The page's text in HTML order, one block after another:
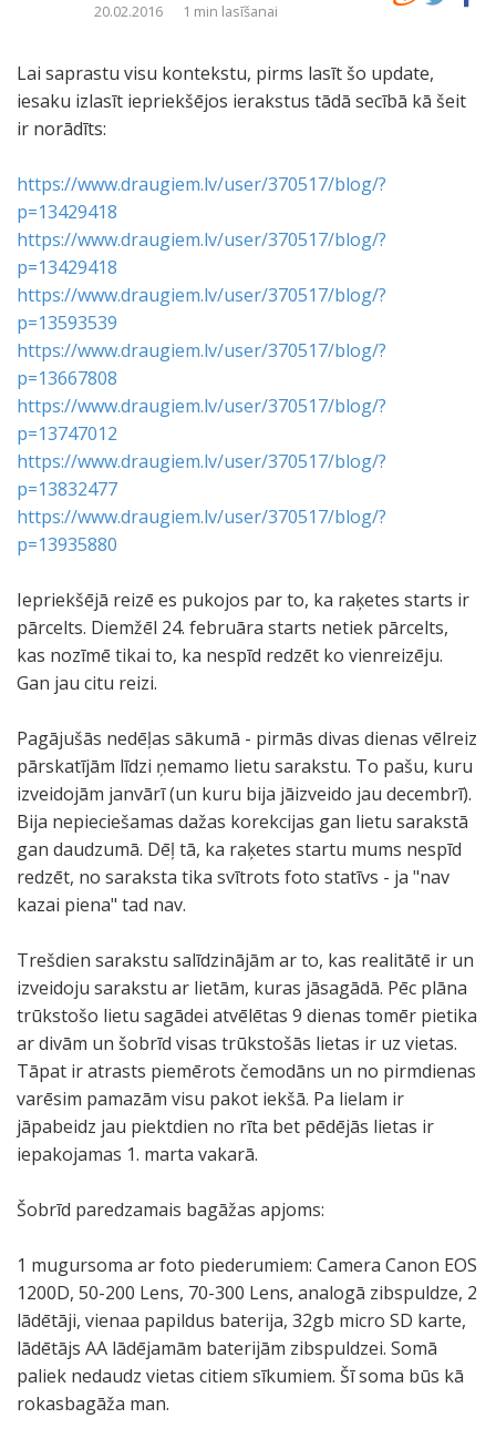
20.02.2016 1 min lasīšanai
Lai saprastu visu kontekstu, pirms lasīt šo update,
iesaku izlasīt iepriekšējos ierakstus tādā secībā kā šeit
ir norādīts:
https://www.draugiem.lv/user/370517/blog/?
p=13429418
https://www.draugiem.lv/user/370517/blog/?
p=13429418
https://www.draugiem.lv/user/370517/blog/?
p=13593539
https://www.draugiem.lv/user/370517/blog/?
p=13667808
https://www.draugiem.lv/user/370517/blog/?
p=13747012
https://www.draugiem.lv/user/370517/blog/?
p=13832477
https://www.draugiem.lv/user/370517/blog/?
p=13935880
Iepriekšējā reizē es pukojos par to, ka raķetes starts ir
pārcelts. Diemžēl 24. februāra starts netiek pārcelts,
kas nozīmē tikai to, ka nespīd redzēt ko vienreizēju.
Gan jau citu reizi.
Pagājušās nedēļas sākumā - pirmās divas dienas vēlreiz
pārskatījām līdzi ņemamo lietu sarakstu. To pašu, kuru
izveidojām janvārī (un kuru bija jāizveido jau decembrī).
Bija nepieciešamas dažas korekcijas gan lietu sarakstā
gan daudzumā. Dēļ tā, ka raķetes startu mums nespīd
redzēt, no saraksta tika svītrots foto statīvs - ja "nav
kazai piena" tad nav.
Trešdien sarakstu salīdzinājām ar to, kas realitātē ir un
izveidoju sarakstu ar lietām, kuras jāsagādā. Pēc plāna
trūkstošo lietu sagādei atvēlētas 9 dienas tomēr pietika
ar divām un šobrīd visas trūkstošās lietas ir uz vietas.
Tāpat ir atrasts piemērots čemodāns un no pirmdienas
varēsim pamazām visu pakot iekšā. Pa lielam ir
jāpabeidz jau piektdien no rīta bet pēdējās lietas ir
iepakojamas 1. marta vakarā.
Šobrīd paredzamais bagāžas apjoms:
1 mugursoma ar foto piederumiem: Camera Canon EOS
1200D, 50-200 Lens, 70-300 Lens, analogā zibspuldze, 2
lādētāji, vienaa papildus baterija, 32gb micro SD karte,
lādētājs AA lādējamām baterijām zibspuldzei. Somā
paliek nedaudz vietas citiem sīkumiem. Šī soma būs kā
rokasbagāža man.